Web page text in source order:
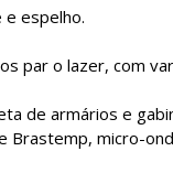
espelho.
par o lazer, com
de armários e
Brastemp, micro-